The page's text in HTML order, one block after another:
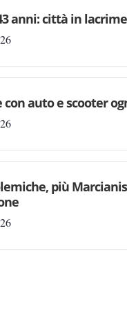
anni: città in
con auto e scooter
più